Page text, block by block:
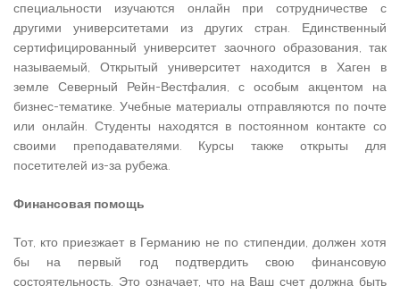
специальности изучаются онлайн при сотрудничестве с
другими университетами из других стран. Единственный
сертифицированный университет заочного образования, так
называемый, Открытый университет находится в Хаген в
земле Северный Рейн-Вестфалия, с особым акцентом на
бизнес-тематике. Учебные материалы отправляются по почте
или онлайн. Студенты находятся в постоянном контакте со
своими преподавателями. Курсы также открыты для
посетителей из-за рубежа.
Финансовая помощь
Тот, кто приезжает в Германию не по стипендии, должен хотя
бы на первый год подтвердить свою финансовую
состоятельность. Это означает, что на Ваш счет должна быть